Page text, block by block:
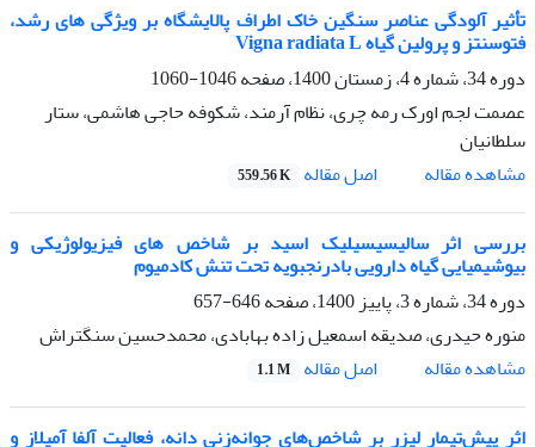
تأثیر آلودگی عناصر سنگین خاک اطراف پالایشگاه بر ویژگی های رشد،
فتوسنتز و پرولین گیاه Vigna radiata L
دوره 34، شماره 4، زمستان 1400، صفحه
1046-1060
عصمت لجم اورک رمه چری، نظام آرمند، شکوفه حاجی هاشمی، ستار
سلطانیان
مشاهده مقاله
اصل مقاله 559.56 K
بررسی اثر سالیسیسیلیک اسید بر شاخص های فیزیولوژیکی و
بیوشیمیایی گیاه دارویی بادرنجبویه تحت تنش کادمیوم
دوره 34، شماره 3، پاییز 1400، صفحه
646-657
منوره حیدری، صدیقه اسمعیل زاده بهابادی، محمدحسین سنگتراش
مشاهده مقاله
اصل مقاله 1.1 M
اثر پیش‌تیمار لیزر بر شاخص‌های جوانه‌زنی دانه، فعالیت آلفا آمیلاز و